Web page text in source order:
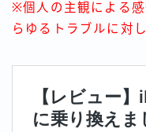
※個人の主観による
らゆるトラブルに対